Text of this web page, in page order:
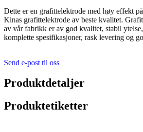
Dette er en grafittelektrode med høy effekt
Kinas grafittelektrode av beste kvalitet.
av vår fabrikk er av god kvalitet, stabil
komplette spesifikasjoner, rask levering og
Send e-post til oss
Produktdetaljer
Produktetiketter